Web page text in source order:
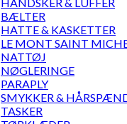
BÆLTER
HATTE & KASKETTER
LE MONT SAINT
NATTØJ
NØGLERINGE
PARAPLY
SMYKKER &
TASKER